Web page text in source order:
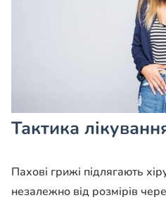
Тактика
Пахові грижі підлягають
незалежно від розмірів